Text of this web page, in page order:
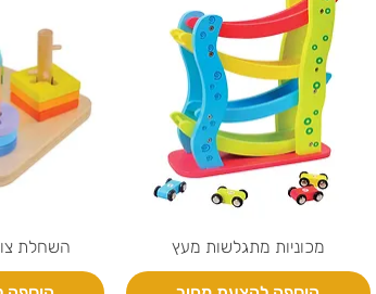
מכוניות מתגלשות מעץ השחלת